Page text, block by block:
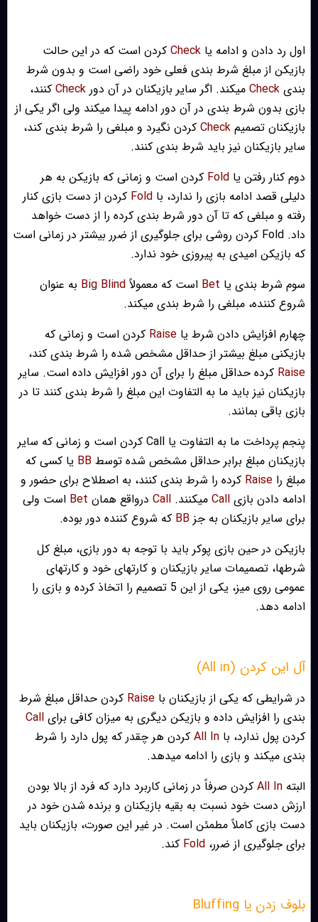
اول رد دادن و ادامه یا Check کردن است که در این حالت
بازیکن از مبلغ شرط بندی فعلی خود راضی است و بدون شرط
بندی
میکند. اگر سایر بازیکنان در آن دور
کنند،
بازی بدون شرط بندی در آن دور ادامه پیدا میکند ولی اگر یکی از
بازیکنان تصمیم Check کردن نگیرد و مبلغی را شرط بندی کند،
سایر بازیکنان نیز باید شرط بندی کنند.
دوم کنار رفتن یا Fold کردن است و زمانی که بازیکن به هر
دلیلی قصد ادامه بازی را ندارد، با Fold کردن از دست بازی کنار
رفته و مبلغی که تا آن دور شرط بندی کرده را از دست خواهد
داد. Fold کردن روشی برای جلوگیری از ضرر بیشتر در زمانی است
که بازیکن امیدی به پیروزی خود ندارد.
سوم شرط بندی یا Bet است که معمولاً Big Blind به عنوان
شروع کننده، مبلغی را شرط بندی میکند.
چهارم افزایش دادن شرط یا Raise کردن است و زمانی که
بازیکنی مبلغ بیشتر از حداقل مشخص شده را شرط بندی کند،
Raise کرده حداقل مبلغ را برای آن دور افزایش داده است. سایر
بازیکنان نیز باید ما به التفاوت این مبلغ را شرط بندی کنند تا در
بازی باقی بمانند.
پنجم پرداخت ما به التفاوت یا Call کردن است و زمانی که سایر
بازیکنان مبلغ برابر حداقل مشخص شده توسط BB یا کسی که
مبلغ را Raise کرده را شرط بندی کنند، به اصطلاح برای حضور و
ادامه دادن بازی Call میکنند. Call درواقع همان Bet است ولی
برای سایر بازیکنان به جز BB که شروع کننده دور بوده.
بازیکن در حین بازی پوکر باید با توجه به دور بازی، مبلغ کل
شرطها، تصمیمات سایر بازیکنان و کارتهای خود و کارتهای
عمومی روی میز، یکی از این 5 تصمیم را اتخاذ کرده و بازی را
ادامه دهد.
آل این کردن (All in)
در شرایطی که یکی از بازیکنان با Raise کردن حداقل مبلغ شرط
بندی را افزایش داده و بازیکن دیگری به میزان کافی برای Call
کردن پول ندارد، با All In کردن هر چقدر که پول دارد را شرط
بندی میکند و بازی را ادامه میدهد.
البته All In کردن صرفاً در زمانی کاربرد دارد که فرد از بالا بودن
ارزش دست خود نسبت به بقیه بازیکنان و برنده شدن خود در
دست بازی کاملاً مطمئن است. در غیر این صورت، بازیکنان باید
برای جلوگیری از ضرر، Fold کند.
بلوف زدن یا Bluffing